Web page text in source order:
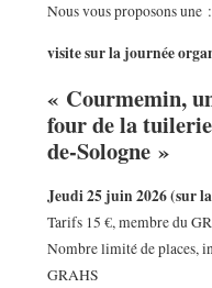
Nous vous proposons une :
visite sur la journée
« Courmemin,
four de la
de-Sologne »
Jeudi 25 juin 2026 (sur
Tarifs 15 €, membre du
Nombre limité de places,
GRAHS